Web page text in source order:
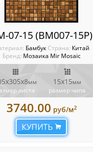
07-15 (BM007-15P)
Бамбук Cтрана: Китай
Бренд: Мозаика Mir Mosaic
мм
листа
15х15мм
размер чипа
3740.00 руб/м2
КУПИТЬ